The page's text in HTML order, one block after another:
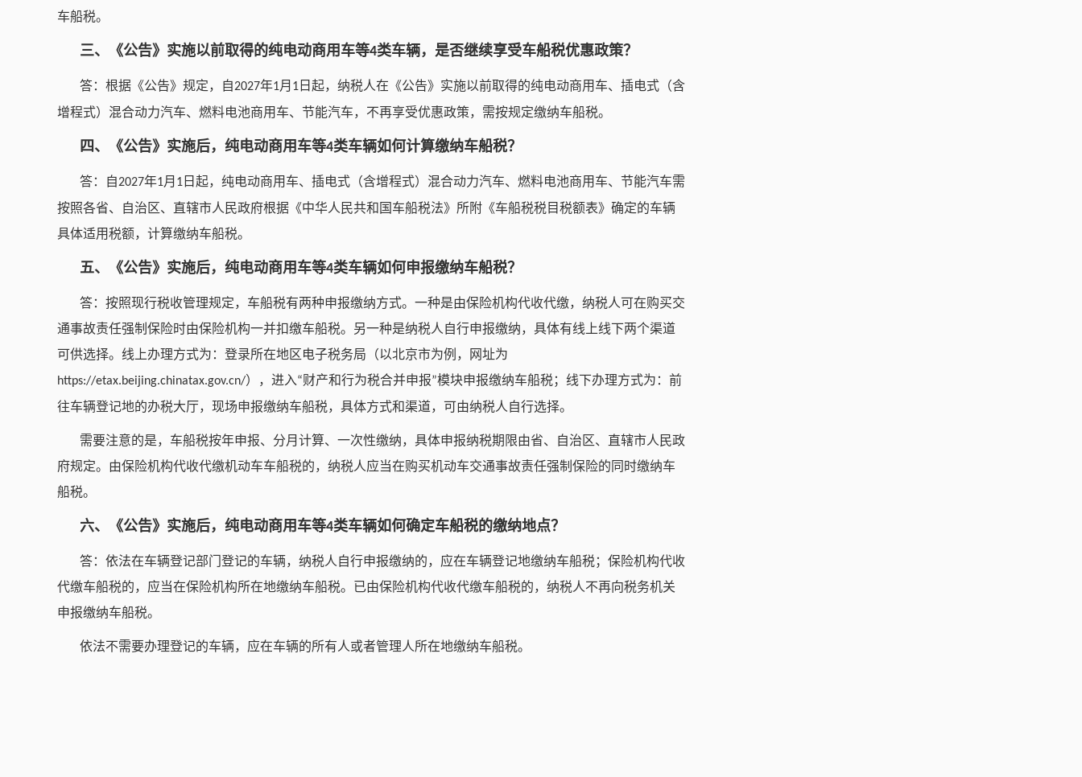
车船税。
三、《公告》实施以前取得的纯电动商用车等4类车辆，是否继续享受车船税优惠政策？
答：根据《公告》规定，自2027年1月 1 日起，纳税人在《公告》实施以前取得的纯电动商用车、插电式（含
增程式）混合动力汽车、燃料电池商用车、节能汽车，不再享受优惠政策，需按规定缴纳车船税。
四、《公告》实施后，纯电动商用车等4类车辆如何计算缴纳车船税？
答：自2027年1月 1 日起，纯电动商用车、插电式（含增程式）混合动力汽车、燃料电池商用车、节能汽车需
按照各省、自治区、直辖市人民政府根据《中华人民共和国车船税法》所附《车船税税目税额表》确定的车辆
具体适用税额，计算缴纳车船税。
五、《公告》实施后，纯电动商用车等4类车辆如何申报缴纳车船税？
答：按照现行税收管理规定，车船税有两种申报缴纳方式。一种是由保险机构代收代缴，纳税人可在购买交
通事故责任强制保险时由保险机构一并扣缴车船税。另一种是纳税人自行申报缴纳，具体有线上线下两个渠道
可供选择。线上办理方式为：登录所在地区电子税务局（以北京市为例，网址为
https://etax.beijing.chinatax.gov.cn/），进入“财产和行为税合并申报”模块申报缴纳车船税；线下办理方式为：前
往车辆登记地的办税大厅，现场申报缴纳车船税，具体方式和渠道，可由纳税人自行选择。
需要注意的是，车船税按年申报、分月计算、一次性缴纳，具体申报纳税期限由省、自治区、直辖市人民政
府规定。由保险机构代收代缴机动车车船税的，纳税人应当在购买机动车交通事故责任强制保险的同时缴纳车
船税。
六、《公告》实施后，纯电动商用车等4类车辆如何确定车船税的缴纳地点？
答：依法在车辆登记部门登记的车辆，纳税人自行申报缴纳的，应在车辆登记地缴纳车船税；保险机构代收
代缴车船税的，应当在保险机构所在地缴纳车船税。已由保险机构代收代缴车船税的，纳税人不再向税务机关
申报缴纳车船税。
依法不需要办理登记的车辆，应在车辆的所有人或者管理人所在地缴纳车船税。